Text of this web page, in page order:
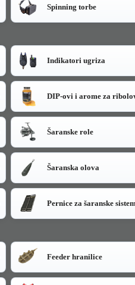
Spinning torbe
Indikatori ugriza
DIP-ovi i arome za
Šaranske role
Šaranska olova
Pernice za šaranske
Feeder hranilice